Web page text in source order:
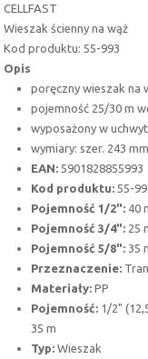
CELLFAST
Wieszak ścienny na wąż
Kod produktu: 55-993
Opis
poręczny wieszak na
pojemność 25/30 m
wyposażony w
wymiary: szer. 243
EAN: 5901828855993
Kod produktu: 55-
Pojemność 1/2": 40
Pojemność 3/4": 25
Pojemność 5/8": 35
Przeznaczenie:
Materiały: PP
Pojemność: 1/2"
35 m
Typ: Wieszak